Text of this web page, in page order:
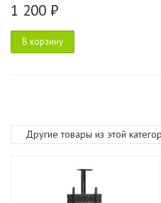
1 200 ₽
В корзину
Другие товары из этой